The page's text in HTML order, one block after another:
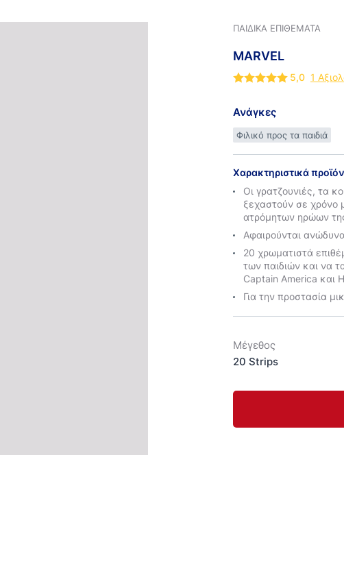
ΠΑΙΔΙΚΆ ΕΠΙΘΈΜΑΤΑ
MARVEL
5,0 1
Ανάγκες
Φιλικό προς τα παιδιά
Χαρακτηριστικά
Οι γρατζουνιές, τα
ξεχαστούν σε χρόνο
ατρόμητων ηρώων
Αφαιρούνται
20 χρωματιστά
των παιδιών και να
Captain America και
Για την προστασία
Μέγεθος
20 Strips